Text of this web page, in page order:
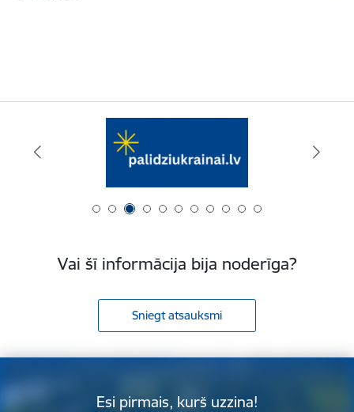
Vai šī informācija bija noderīga?
Sniegt atsauksmi
Esi pirmais, kurš uzzina!